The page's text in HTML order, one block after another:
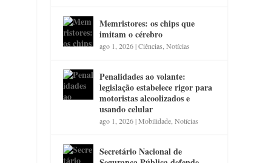
Memristores: os chips que
imitam o cérebro
ago 1, 2026|Ciências ,Notícias
Penalidades ao volante:
legislação estabelece rigor para
motoristas alcoolizados e
usando celular
ago 1, 2026|Mobilidade ,Notícias
Secretário Nacional de